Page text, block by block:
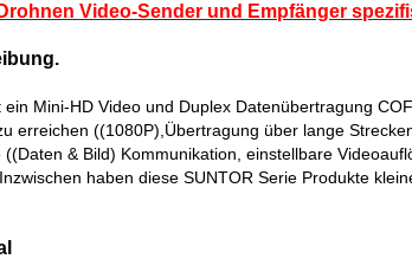
Video-Sender und Empfänger
ein Mini-HD Video und Duplex Datenübertragung
erreichen ((1080P),Übertragung über lange
((Daten & Bild) Kommunikation, einstellbare
haben diese SUNTOR Serie Produkte